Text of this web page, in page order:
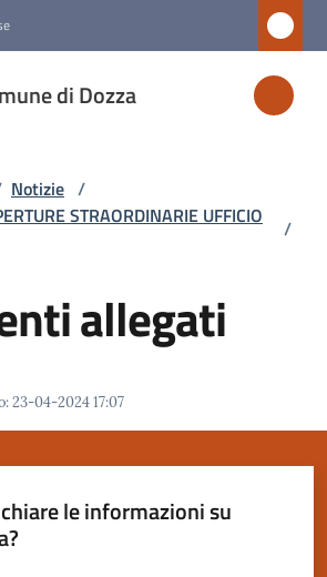
di Dozza
Notizie /
STRAORDINARIE UFFICIO
/
allegati
:23-04-2024 17:07
le informazioni su